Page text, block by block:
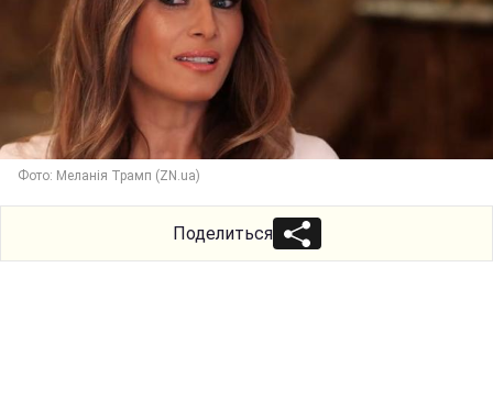
Фото: Меланія Трамп (ZN.ua)
Поделиться